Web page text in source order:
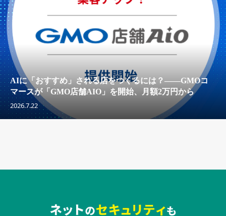
AIに「おすすめ」される店をつくるには？——GMOコ
マースが「GMO店舗AIO」を開始、月額2万円から
2026.7.22
セキュリティキャンペーンでのバナー